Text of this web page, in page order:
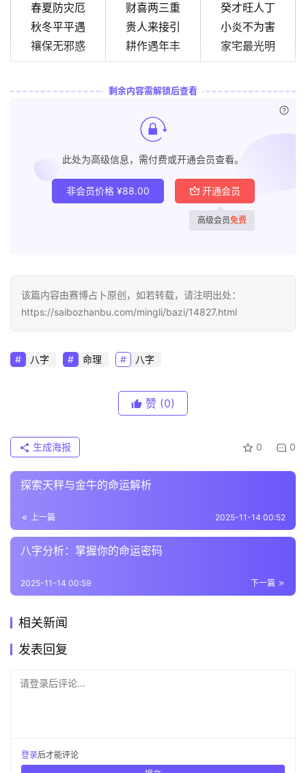
春夏防灾厄
秋冬平平遇
禳保无邪惑
财喜两三重
贵人来接引
耕作遇年丰
癸才旺人丁
小炎不为害
家宅最光明
剩余内容需解锁后查看
此处为高级信息，需付费或开通会员查看。
非会员价格 ¥88.00 开通会员
高级会员免费
该篇内容由赛博占卜原创，如若转载，请注明出处：
https://saibozhanbu.com/mingli/bazi/14827.html
八字 命理 八字
赞 (0)
0 0
生成海报
探索天秤与金牛的命运解析
上一篇 2025-11-14 00:52
八字分析：掌握你的命运密码
下一篇
2025-11-14 00:59
相关新闻
发表回复
请登录后评论...
登录后才能评论